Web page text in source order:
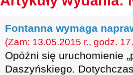
Fontanna wymaga
(Zam: 13.05.2015 r., godz.
Opóźni się uruchomienie
Daszyńskiego.